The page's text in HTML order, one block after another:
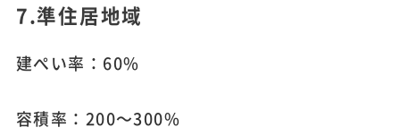
7.準住居地域
建ぺい率：60%
容積率：200～300%